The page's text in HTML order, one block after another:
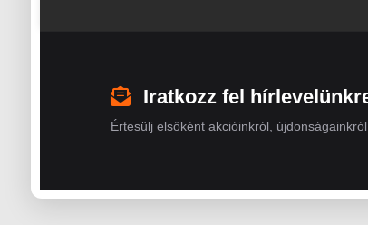
Iratkozz fel
Értesülj elsőként akcióinkról,